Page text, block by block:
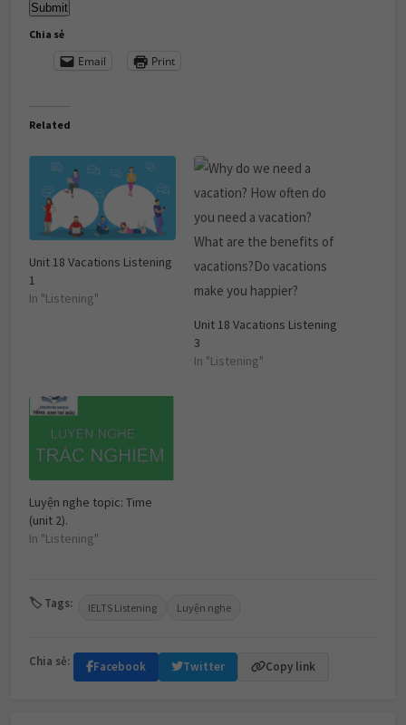
Chia sẻ
Email Print
Related
Unit 18 Vacations Listening
1
In "Listening"
Unit 18 Vacations Listening
3
In "Listening"
Luyện nghe topic: Time
(unit 2).
In "Listening"
🏷 Tags: IELTS Listening Luyện nghe
Chia sẻ: Facebook Twitter Copy link